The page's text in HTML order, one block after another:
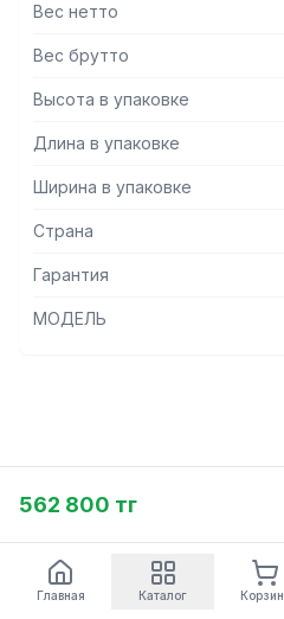
Вес нетто
Вес брутто
Высота в упаковке
Длина в упаковке
Ширина в упаковке
Страна
Гарантия
МОДЕЛЬ
562 800 тг
Главная Каталог